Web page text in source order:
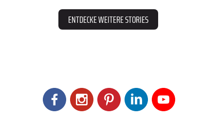
ENTDECKE WEITERE STORIES